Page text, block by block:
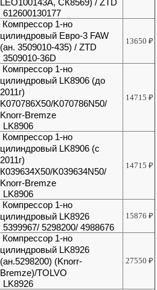
LEO100143A, СК8569) / ZTD
612600130177
Компрессор 1-но
цилиндровый Eвро-3 FAW
(ан. 3509010-435) / ZTD
3509010-36D
13650₽
Компрессор 1-но
цилиндровый LK8906 (до
2011г)
K070786X50/K070786N50/
Knorr-Bremze
LK8906
14715₽
Компрессор 1-но
цилиндровый LK8906 (с
2011г)
К039634X50/K039634N50/
Knorr-Bremze
LK8906
14715₽
Компрессор 1-но
цилиндровый LK8926
5399967/ 5298200/ 4988676
15876₽
Компрессор 1-но
цилиндровый LK8926
(ан.5298200) (Knorr-
Bremze)/TOLVO
LK8926
27550₽